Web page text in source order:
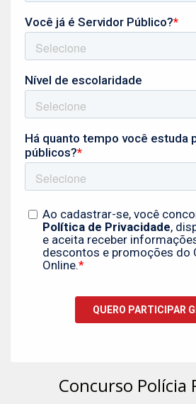
Concurso Polícia